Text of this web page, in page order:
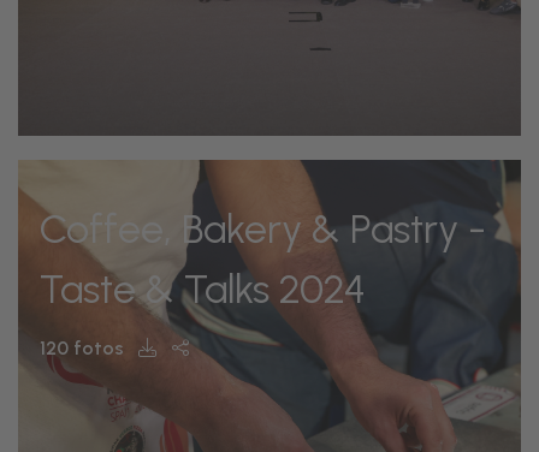
Coffee, Bakery & Pastry -
Taste & Talks 2024
120 fotos